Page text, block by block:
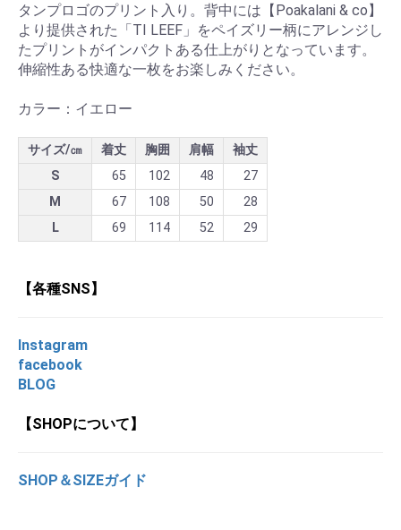
タンプロゴのプリント入り。背中には【Poakalani & co】
より提供された「TI LEEF」をペイズリー柄にアレンジし
たプリントがインパクトある仕上がりとなっています。
伸縮性ある快適な一枚をお楽しみください。
カラー：イエロー
サイズ/㎝ 着丈 胸囲 肩幅
袖丈
S
65 102 48
27
M
67 108 50
28
L
69 114 52 29
【各種SNS】
Instagram
facebook
BLOG
【SHOPについて】
SHOP＆SIZEガイド